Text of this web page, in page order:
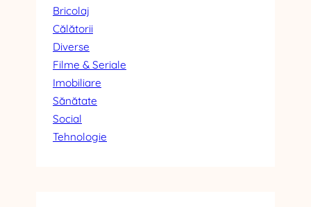
Bricolaj
Călătorii
Diverse
Filme & Seriale
Imobiliare
Sănătate
Social
Tehnologie